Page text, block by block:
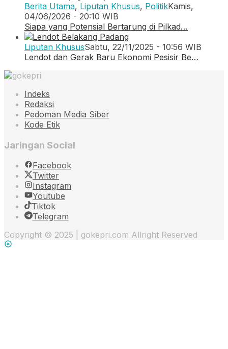
Berita Utama, Liputan Khusus, PolitikKamis,
04/06/2026 - 20:10 WIB
Siapa yang Potensial Bertarung di Pilkad…
Liputan KhususSabtu, 22/11/2025 - 10:56 WIB
Lendot dan Gerak Baru Ekonomi Pesisir Be…
Indeks
Redaksi
Pedoman Media Siber
Kode Etik
Jaringan Social
Facebook
Twitter
Instagram
Youtube
Tiktok
Telegram
Copyright © 2025 | gokepri.com Allright Reserved